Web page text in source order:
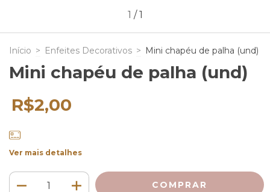
1 / 1
Início > Enfeites Decorativos > Mini chapéu de palha (und)
Mini chapéu de palha (und)
R$2,00
Ver mais detalhes